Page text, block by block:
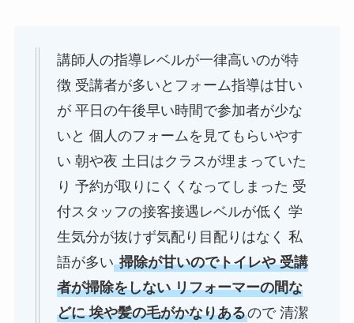
講師人の指導レベルが一律高いのが特
徴 受講者が多いとフォーム指導は甘い
が 平日の午後早い時間で参加者が少な
いと 個人のフォームを見てもらいやす
い 朝や夜 土日はクラスが埋まっていた
り 予約が取りにくくなってしまった 受
付スタッフの接客接遇レベルが低く 学
生気分が抜けず気配り目配りはなく 私
語が多い掃除が甘いのでトイレや 受講
者が掃除をしない リフォーマーの間な
どに 埃や髪の毛がかなりあるので 清潔